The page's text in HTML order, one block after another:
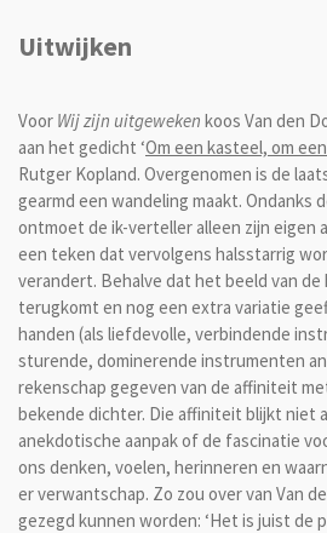
Uitwijken
Voor Wij zijn uitgeweken koos Van den
aan het gedicht ‘Om een kasteel, om
Rutger Kopland. Overgenomen is de
gearmd een wandeling maakt. Ondanks
ontmoet de ik-verteller alleen zijn eigen
een teken dat vervolgens halsstarrig
verandert. Behalve dat het beeld van
terugkomt en nog een extra variatie
handen (als liefdevolle, verbindende
sturende, dominerende instrumenten
rekenschap gegeven van de affiniteit
bekende dichter. Die affiniteit blijkt niet
anekdotische aanpak of de fascinatie
ons denken, voelen, herinneren en
er verwantschap. Zo zou over van Van
gezegd kunnen worden: ‘Het is juist de